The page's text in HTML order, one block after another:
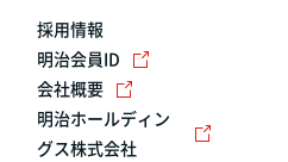
採用情報
明治会員ID
会社概要
明治ホールディン
グス株式会社